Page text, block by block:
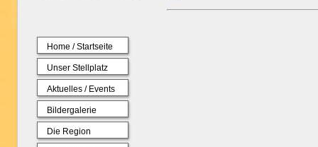
Home / Startseite
Unser Stellplatz
Aktuelles / Events
Bildergalerie
Die Region